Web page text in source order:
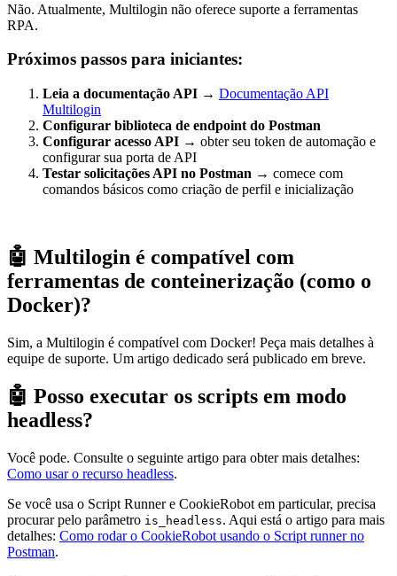
Não. Atualmente, Multilogin não oferece suporte a ferramentas
RPA.
Próximos passos para iniciantes:
Leia a documentação API → Documentação API
Multilogin
Configurar biblioteca de endpoint do Postman
Configurar acesso API → obter seu token de automação e
configurar sua porta de API
Testar solicitações API no Postman → comece com
comandos básicos como criação de perfil e inicialização
🤖 Multilogin é compatível com
ferramentas de conteinerização (como o
Docker)?
Sim, a Multilogin é compatível com Docker! Peça mais detalhes à
equipe de suporte. Um artigo dedicado será publicado em breve.
🤖 Posso executar os scripts em modo
headless?
Você pode. Consulte o seguinte artigo para obter mais detalhes:
Como usar o recurso headless.
Se você usa o Script Runner e CookieRobot em particular, precisa
procurar pelo parâmetro is_headless. Aqui está o artigo para mais
detalhes: Como rodar o CookieRobot usando o Script runner no
Postman.